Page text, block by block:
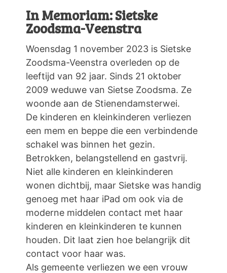
In Memoriam: Sietske
Zoodsma-Veenstra
Woensdag 1 november 2023 is Sietske
Zoodsma-Veenstra overleden op de
leeftijd van 92 jaar. Sinds 21 oktober
2009 weduwe van Sietse Zoodsma. Ze
woonde aan de Stienendamsterwei.
De kinderen en kleinkinderen verliezen
een mem en beppe die een verbindende
schakel was binnen het gezin.
Betrokken, belangstellend en gastvrij.
Niet alle kinderen en kleinkinderen
wonen dichtbij, maar Sietske was handig
genoeg met haar iPad om ook via de
moderne middelen contact met haar
kinderen en kleinkinderen te kunnen
houden. Dit laat zien hoe belangrijk dit
contact voor haar was.
Als gemeente verliezen we een vrouw